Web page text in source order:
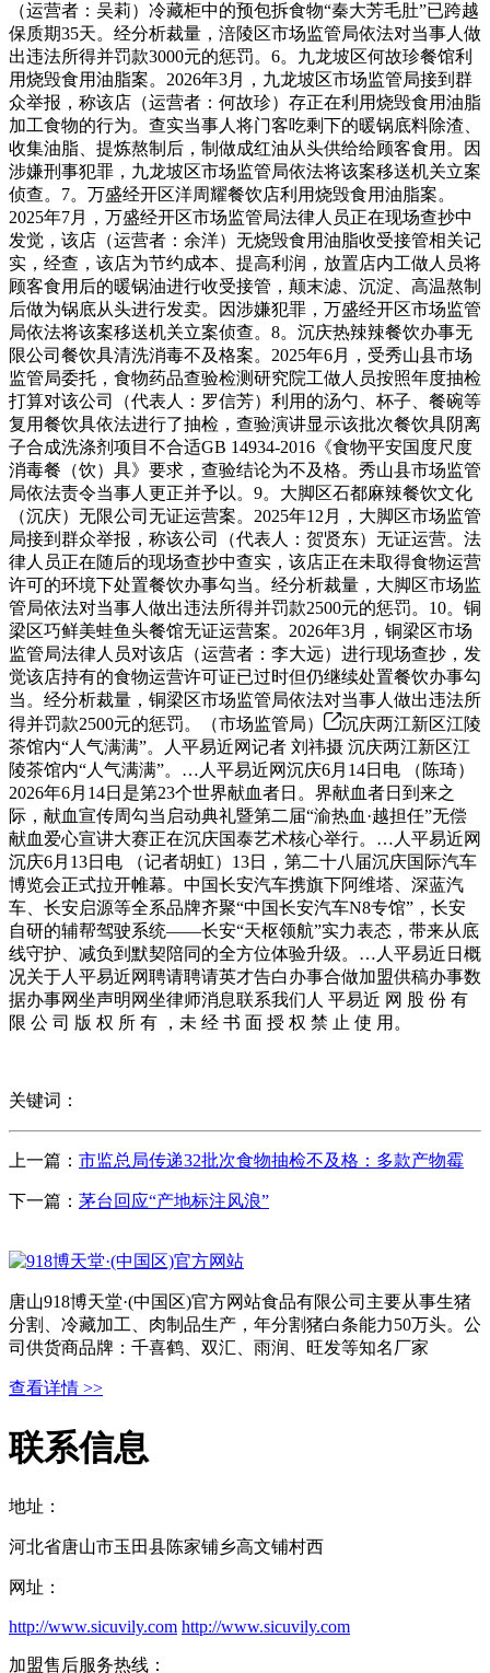
（运营者：吴莉）冷藏柜中的预包拆食物“秦大芳毛肚”已跨越
保质期35天。经分析裁量，涪陵区市场监管局依法对当事人做
出违法所得并罚款3000元的惩罚。6。九龙坡区何故珍餐馆利
用烧毁食用油脂案。2026年3月，九龙坡区市场监管局接到群
众举报，称该店（运营者：何故珍）存正在利用烧毁食用油脂
加工食物的行为。查实当事人将门客吃剩下的暖锅底料除渣、
收集油脂、提炼熬制后，制做成红油从头供给给顾客食用。因
涉嫌刑事犯罪，九龙坡区市场监管局依法将该案移送机关立案
侦查。7。万盛经开区洋周耀餐饮店利用烧毁食用油脂案。
2025年7月，万盛经开区市场监管局法律人员正在现场查抄中
发觉，该店（运营者：余洋）无烧毁食用油脂收受接管相关记
实，经查，该店为节约成本、提高利润，放置店内工做人员将
顾客食用后的暖锅油进行收受接管，颠末滤、沉淀、高温熬制
后做为锅底从头进行发卖。因涉嫌犯罪，万盛经开区市场监管
局依法将该案移送机关立案侦查。8。沉庆热辣辣餐饮办事无
限公司餐饮具清洗消毒不及格案。2025年6月，受秀山县市场
监管局委托，食物药品查验检测研究院工做人员按照年度抽检
打算对该公司（代表人：罗信芳）利用的汤勺、杯子、餐碗等
复用餐饮具依法进行了抽检，查验演讲显示该批次餐饮具阴离
子合成洗涤剂项目不合适GB 14934-2016《食物平安国度尺度
消毒餐（饮）具》要求，查验结论为不及格。秀山县市场监管
局依法责令当事人更正并予以。9。大脚区石都麻辣餐饮文化
（沉庆）无限公司无证运营案。2025年12月，大脚区市场监管
局接到群众举报，称该公司（代表人：贺贤东）无证运营。法
律人员正在随后的现场查抄中查实，该店正在未取得食物运营
许可的环境下处置餐饮办事勾当。经分析裁量，大脚区市场监
管局依法对当事人做出违法所得并罚款2500元的惩罚。10。铜
梁区巧鲜美蛙鱼头餐馆无证运营案。2026年3月，铜梁区市场
监管局法律人员对该店（运营者：李大远）进行现场查抄，发
觉该店持有的食物运营许可证已过时但仍继续处置餐饮办事勾
当。经分析裁量，铜梁区市场监管局依法对当事人做出违法所
得并罚款2500元的惩罚。（市场监管局）
沉庆两江新区江陵
茶馆内“人气满满”。人平易近网记者 刘祎摄 沉庆两江新区江
陵茶馆内“人气满满”。…人平易近网沉庆6月14日电 （陈琦）
2026年6月14日是第23个世界献血者日。界献血者日到来之
际，献血宣传周勾当启动典礼暨第二届“渝热血·越担任”无偿
献血爱心宣讲大赛正在沉庆国泰艺术核心举行。…人平易近网
沉庆6月13日电 （记者胡虹）13日，第二十八届沉庆国际汽车
博览会正式拉开帷幕。中国长安汽车携旗下阿维塔、深蓝汽
车、长安启源等全系品牌齐聚“中国长安汽车N8专馆”，长安
自研的辅帮驾驶系统——长安“天枢领航”实力表态，带来从底
线守护、减负到默契陪同的全方位体验升级。…人平易近日概
况关于人平易近网聘请聘请英才告白办事合做加盟供稿办事数
据办事网坐声明网坐律师消息联系我们人 平易近 网 股 份 有
限 公 司 版 权 所 有 ，未 经 书 面 授 权 禁 止 使 用。
关键词：
上一篇： 市监总局传递32批次食物抽检不及格：多款产物霉
下一篇： 茅台回应“产地标注风浪”
唐山918博天堂·(中国区)官方网站食品有限公司主要从事生猪
分割、冷藏加工、肉制品生产，年分割猪白条能力50万头。公
司供货商品牌：千喜鹤、双汇、雨润、旺发等知名厂家
查看详情 >>
联系信息
地址：
河北省唐山市玉田县陈家铺乡高文铺村西
网址：
http://www.sicuvily.com http://www.sicuvily.com
加盟售后服务热线：